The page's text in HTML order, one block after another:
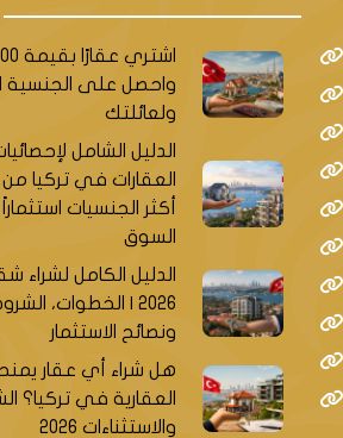
واحصل على الجنسية
ولعائلتك
الدليل الشامل
أكثر الجنسيات
السوق
الدليل الكامل لشراء
2026 | الخطوات،
ونصائح الاستثمار
هل شراء أي عقار
العقارية في تركيا؟
والاستثناءات 2026